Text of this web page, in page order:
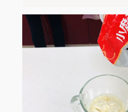
STEP04
烤箱200度，預熱10分鐘。